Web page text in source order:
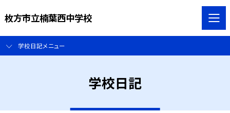
枚方市立楠葉西中学校
学校日記メニュー
学校日記